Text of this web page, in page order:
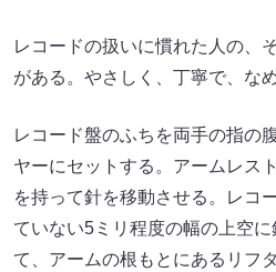
レコードの扱いに慣れた人の、
がある。やさしく、丁寧で、なめ
レコード盤のふちを両手の指の
ヤーにセットする。アームレス
を持って針を移動させる。レコ
ていない5ミリ程度の幅の上空
て、アームの根もとにあるリフ